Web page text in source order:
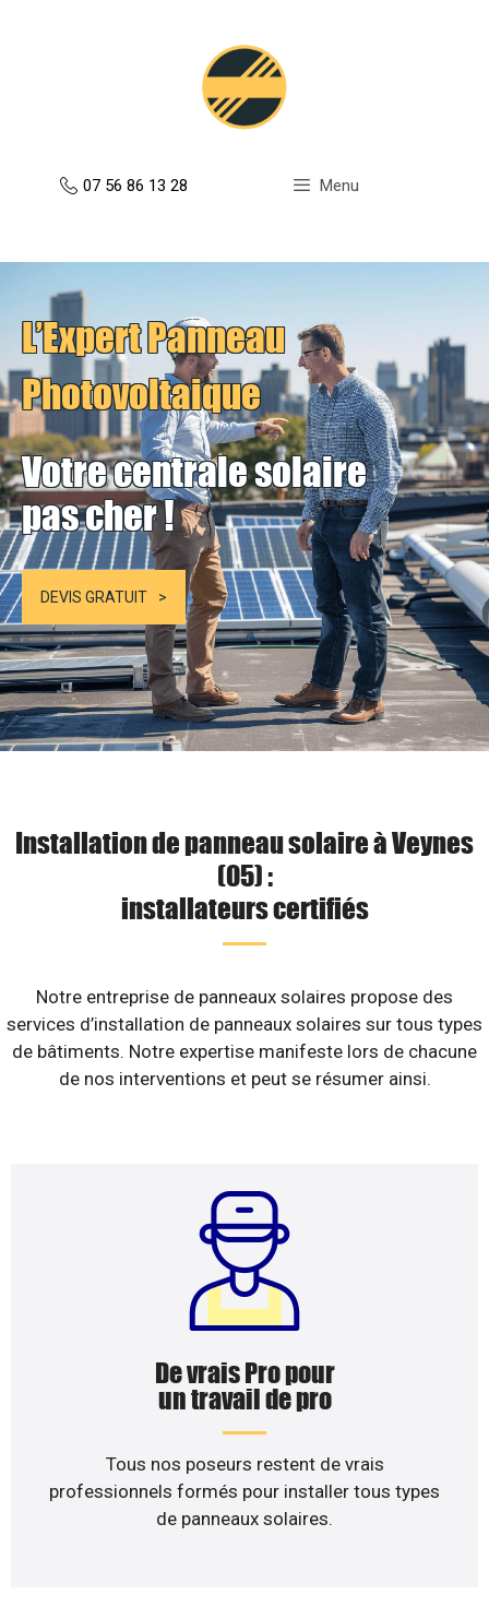
07 56 86 13 28 Menu
L’Expert Panneau
Photovoltaique
Votre centrale solaire
pas cher !
DEVIS GRATUIT
Installation de panneau solaire à Veynes
(05) :
installateurs certifiés
Notre entreprise de panneaux solaires propose des
services d’installation de panneaux solaires sur tous types
de bâtiments. Notre expertise manifeste lors de chacune
de nos interventions et peut se résumer ainsi.
De vrais Pro pour
un travail de pro
Tous nos poseurs restent de vrais
professionnels formés pour installer tous types
de panneaux solaires.